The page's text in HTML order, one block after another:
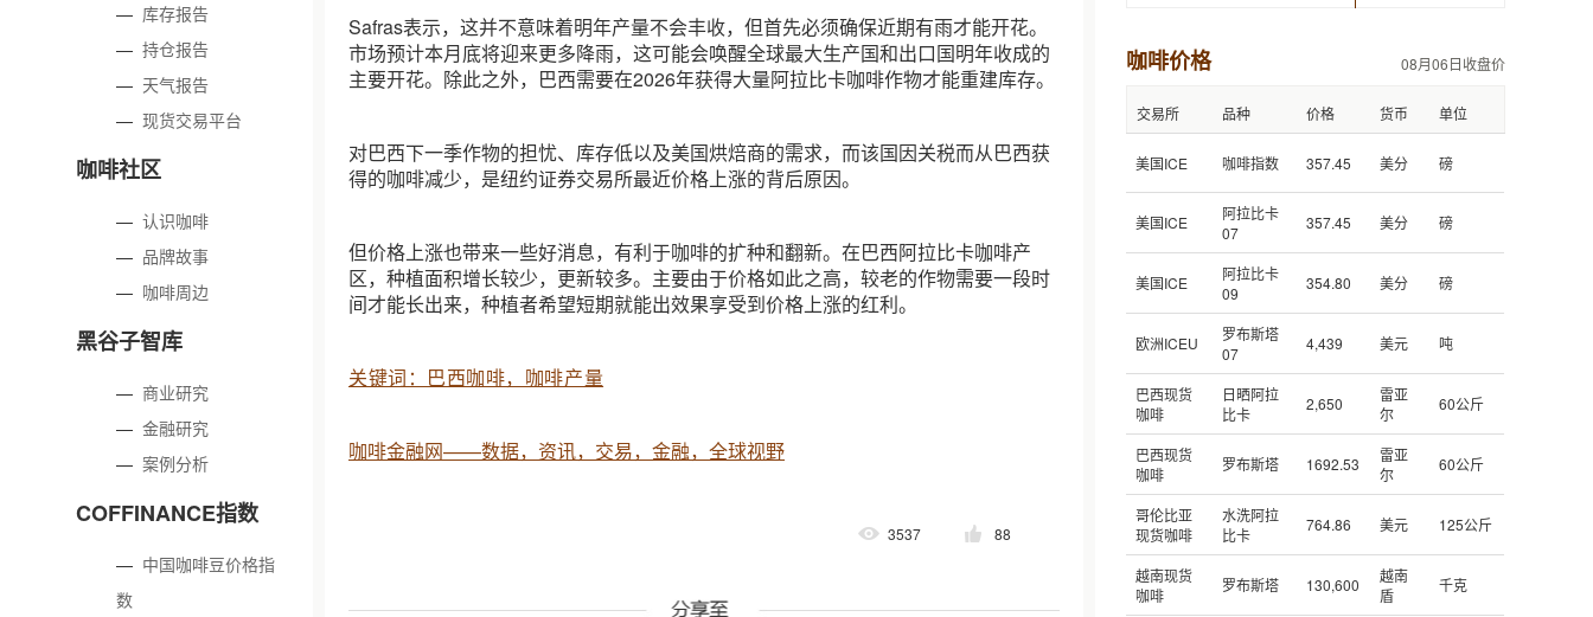
— 库存报告
—持仓报告
— 天气报告
—现货交易平台
咖啡社区
—认识咖啡
— 品牌故事
— 咖啡周边
黑谷子智库
— 商业研究
—金融研究
—案例分析
COFFINANCE指数
— 中国咖啡豆价格指
数
Safras表示，这并不意味着明年产量不会丰收，但首先必须确保近期有雨才能开花。
市场预计本月底将迎来更多降雨，这可能会唤醒全球最大生产国和出口国明年收成的
主要开花。除此之外，巴西需要在2026年获得大量阿拉比卡咖啡作物才能重建库存。
对巴西下一季作物的担忧、库存低以及美国烘焙商的需求，而该国因关税而从巴西获
得的咖啡减少，是纽约证券交易所最近价格上涨的背后原因。
但价格上涨也带来一些好消息，有利于咖啡的扩种和翻新。在巴西阿拉比卡咖啡产
区，种植面积增长较少，更新较多。主要由于价格如此之高，较老的作物需要一段时
间才能长出来，种植者希望短期就能出效果享受到价格上涨的红利。
关键词：巴西咖啡，咖啡产量
咖啡金融网——数据，资讯，交易，金融，全球视野
3537 88
咖啡价格 08月06日收盘价
交易所 品种 价格 货币 单位
美国ICE 咖啡指数 357.45 美分 磅
美国ICE
阿拉比卡
07
357.45 美分 磅
美国ICE
阿拉比卡
09
354.80 美分 磅
欧洲ICEU
罗布斯塔
07
4,439 美元 吨
巴西现货
咖啡
日晒阿拉
比卡
2,650
雷亚
尔
60公斤
巴西现货
咖啡
罗布斯塔 1692.53
雷亚
尔
60公斤
哥伦比亚
现货咖啡
水洗阿拉
比卡
764.86 美元 125公斤
越南现货
咖啡
罗布斯塔 130,600
越南
盾
千克